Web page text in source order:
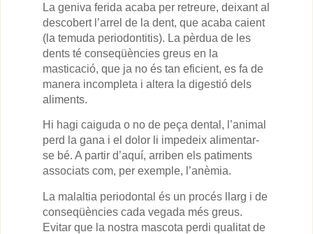
La geniva ferida acaba per retreure, deixant al
descobert l’arrel de la dent, que acaba caient
(la temuda periodontitis). La pèrdua de les
dents té conseqüències greus en la
masticació, que ja no és tan eficient, es fa de
manera incompleta i altera la digestió dels
aliments.
Hi hagi caiguda o no de peça dental, l’animal
perd la gana i el dolor li impedeix alimentar-
se bé. A partir d’aquí, arriben els patiments
associats com, per exemple, l’anèmia.
La malaltia periodontal és un procés llarg i de
conseqüències cada vegada més greus.
Evitar que la nostra mascota perdi qualitat de